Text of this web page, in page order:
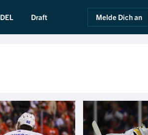
DEL Draft Melde Dich an